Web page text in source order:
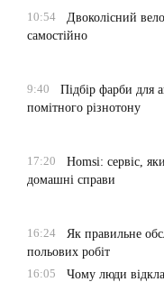
10:54
Двоколісний
самостійно
9:40
Підбір фарби для
помітного різнотону
17:20
Homsi: сервіс,
домашні справи
16:24
Як правильне
польових робіт
16:05
Чому люди